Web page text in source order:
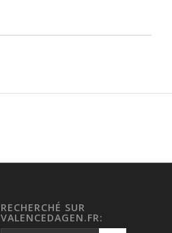
RECHERCHÉ SUR
VALENCEDAGEN.FR: